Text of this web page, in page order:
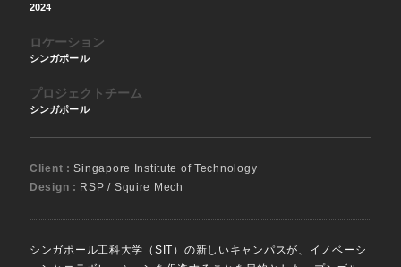
2024
ロケーション
シンガポール
プロジェクトチーム
シンガポール
Client :Singapore Institute of Technology
Design : RSP / Squire Mech
シンガポール工科大学（SIT）の新しいキャンパスが、イノベーシ